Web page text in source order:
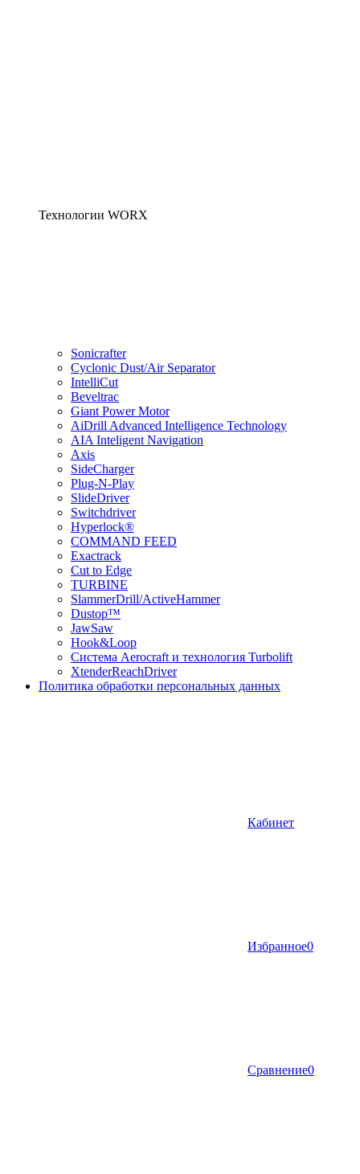
Технологии WORX
Sonicrafter
Cyclonic Dust/Air Separator
IntelliCut
Beveltrac
Giant Power Motor
AiDrill Advanced Intelligence Technology
AIA Inteligent Navigation
Axis
SideCharger
Plug-N-Play
SlideDriver
Switchdriver
Hyperlock®
COMMAND FEED
Exactrack
Cut to Edge
TURBINE
SlammerDrill/ActiveHammer
Dustop™
JawSaw
Hook&Loop
Cистема Aerocraft и технология Turbolift
XtenderReachDriver
Политика обработки персональных данных
Кабинет
Избранное0
Сравнение0